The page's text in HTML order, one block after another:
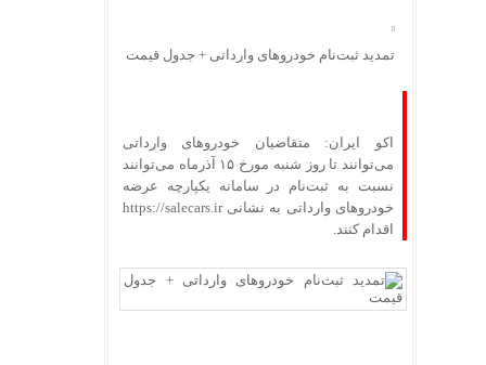
تمدید ثبت‌نام خودرو‌های وارداتی + جدول قیمت
اکو ایران: متقاضیان خودروهای وارداتی
می‌توانند تا روز شنبه مورخ ۱۵ آذرماه می‌توانند
نسبت به ثبت‌نام در سامانه یکپارچه عرضه
خودروهای وارداتی به نشانی https://salecars.ir
اقدام کنند.